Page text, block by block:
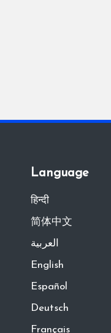
Language
हिन्दी
简体中文
العربية
English
Español
Deutsch
Français